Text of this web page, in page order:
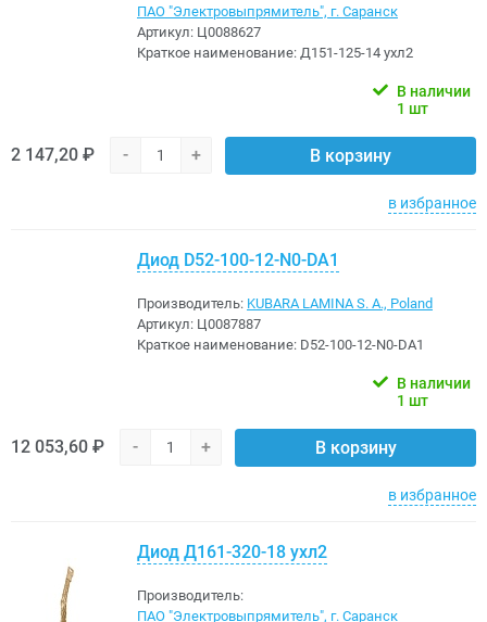
ПАО "Электровыпрямитель", г. Саранск
Артикул: Ц0088627
Краткое наименование: Д151-125-14 ухл2
В наличии
1 шт
2 147,20 ₽ - + В корзину
в избранное
Диод D52-100-12-N0-DA1
Производитель: KUBARA LAMINA S. A., Poland
Артикул: Ц0087887
Краткое наименование: D52-100-12-N0-DA1
В наличии
1 шт
12 053,60 ₽ - + В корзину
в избранное
Диод Д161-320-18 ухл2
Производитель:
ПАО "Электровыпрямитель", г. Саранск